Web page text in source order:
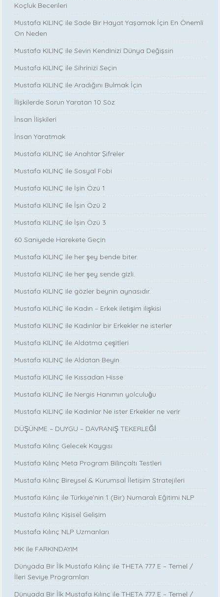
Koçluk Becerileri
Mustafa KILINÇ ile Sade Bir Hayat Yaşamak İçin En Önemli
On Neden
Mustafa KILINÇ ile Sevin Kendinizi Dünya Değişsin
Mustafa KILINÇ ile Sihrinizi Seçin
Mustafa KILINÇ ile Aradığını Bulmak İçin
İlişkilerde Sorun Yaratan 10 Söz
İnsan İlişkileri
İnsan Yaratmak
Mustafa KILINÇ ile Anahtar Şifreler
Mustafa KILINÇ ile Sosyal Fobi
Mustafa KILINÇ ile İşin Özü 1
Mustafa KILINÇ ile İşin Özü 2
Mustafa KILINÇ ile İşin Özü 3
60 Saniyede Harekete Geçin
Mustafa KILINÇ ile her şey bende biter.
Mustafa KILINÇ ile her şey sende gizli.
Mustafa KILINÇ ile gözler beynin aynasıdır.
Mustafa KILINÇ ile Kadın – Erkek iletişim ilişkisi
Mustafa KILINÇ ile Kadınlar bir Erkekler ne isterler
Mustafa KILINÇ ile Aldatma çeşitleri
Mustafa KILINÇ ile Aldatan Beyin
Mustafa KILINÇ ile Kıssadan Hisse
Mustafa KILINÇ ile Nergis Hanımın yolculuğu
Mustafa KILINÇ ile Kadınlar Ne ister Erkekler ne verir
DÜŞÜNME – DUYGU – DAVRANIŞ TEKERLEĞİ
Mustafa Kılınç Gelecek Kaygısı
Mustafa Kılınç Meta Program Bilinçaltı Testleri
Mustafa Kılınç Bireysel & Kurumsal İletişim Stratejileri
Mustafa Kılınç ile Türkiye’nin 1 (Bir) Numaralı Eğitimi NLP
Mustafa Kılınç Kişisel Gelişim
Mustafa Kılınç NLP Uzmanları
MK ile FARKINDAYIM
Dünyada Bir İlk Mustafa Kılınç ile THETA 777 E – Temel /
İleri Seviye Programları
Dünyada Bir İlk Mustafa Kılınç ile THETA 777 E – Temel /